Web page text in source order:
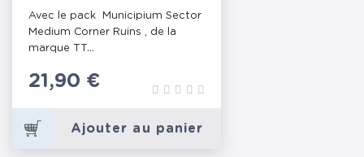
MEDIUM CORNER RUINS
Avec le pack Municipium Sector
Medium Corner Ruins , de la
marque TT...
Prix
21,90 €
Ajouter au panier